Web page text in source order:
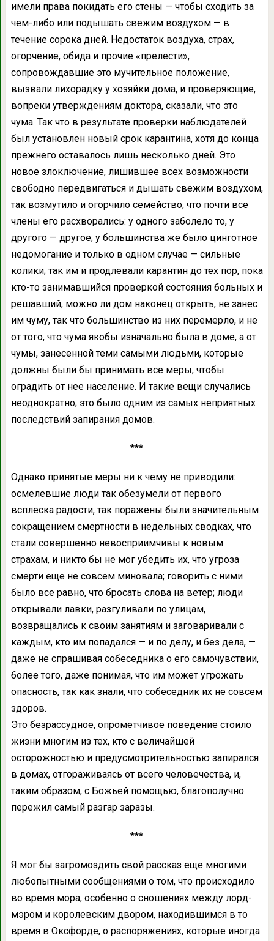
имели права покидать его стены — чтобы сходить за
чем-либо или подышать свежим воздухом — в
течение сорока дней. Недостаток воздуха, страх,
огорчение, обида и прочие «прелести»,
сопровождавшие это мучительное положение,
вызвали лихорадку у хозяйки дома, и проверяющие,
вопреки утверждениям доктора, сказали, что это
чума. Так что в результате проверки наблюдателей
был установлен новый срок карантина, хотя до конца
прежнего оставалось лишь несколько дней. Это
новое злоключение, лишившее всех возможности
свободно передвигаться и дышать свежим воздухом,
так возмутило и огорчило семейство, что почти все
члены его расхворались: у одного заболело то, у
другого — другое; у большинства же было цинготное
недомогание и только в одном случае — сильные
колики; так им и продлевали карантин до тех пор, пока
кто-то занимавшийся проверкой состояния больных и
решавший, можно ли дом наконец открыть, не занес
им чуму, так что большинство из них перемерло, и не
от того, что чума якобы изначально была в доме, а от
чумы, занесенной теми самыми людьми, которые
должны были бы принимать все меры, чтобы
оградить от нее население. И такие вещи случались
неоднократно; это было одним из самых неприятных
последствий запирания домов.
***
Однако принятые меры ни к чему не приводили:
осмелевшие люди так обезумели от первого
всплеска радости, так поражены были значительным
сокращением смертности в недельных сводках, что
стали совершенно невосприимчивы к новым
страхам, и никто бы не мог убедить их, что угроза
смерти еще не совсем миновала; говорить с ними
было все равно, что бросать слова на ветер; люди
открывали лавки, разгуливали по улицам,
возвращались к своим занятиям и заговаривали с
каждым, кто им попадался — и по делу, и без дела, —
даже не спрашивая собеседника о его самочувствии,
более того, даже понимая, что им может угрожать
опасность, так как знали, что собеседник их не совсем
здоров.
Это безрассудное, опрометчивое поведение стоило
жизни многим из тех, кто с величайшей
осторожностью и предусмотрительностью запирался
в домах, отгораживаясь от всего человечества, и,
таким образом, с Божьей помощью, благополучно
пережил самый разгар заразы.
***
Я мог бы загромоздить свой рассказ еще многими
любопытными сообщениями о том, что происходило
во время мора, особенно о сношениях между лорд-
мэром и королевским двором, находившимся в то
время в Оксфорде, о распоряжениях, которые иногда